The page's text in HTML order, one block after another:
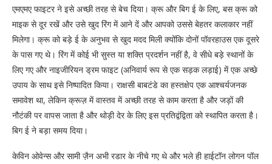
एमएमए फाइटर ने इसे अच्छी तरह से बेच दिया। क्रू और बिग ई के लिए, बस क्रू को
माइक से दूर रखें और उसे खुद रिंग में आने दें और आपको उससे बेहतर कलाकार नहीं
मिलेगा। क्रू को बड़े ई के अनुभव से खुद मदद मिली क्योंकि दोनों पॉवरहाउस एक दूसरे
के पास गए थे। रिंग में कोई भी सुस्त या शक्ति प्रदर्शन नहीं है, वे सीधे बड़े स्थानों के
लिए गए और नाइजीरियन ड्रम फाइट (अनिवार्य रूप से एक सड़क लड़ाई) में एक अच्छे
उपाय के साथ इसे निष्पादित किया। राक्षसी बाबटंडे का हस्तक्षेप एक आश्चर्यजनक
समावेश था, लेकिन क्रूज़ में वास्तव में अच्छी तरह से काम करता है और जड़ों की
नौटंकी पर वापस जाता है और थोड़ी देर के लिए इस प्रतिद्वंद्विता को स्थापित करता है।
बिग ई ने बड़ा समय दिया।
केविन ओवेन्स और सामी ज़ैन अभी रडार के नीचे गए थे और भले ही हाईटॉन लोगन पॉल